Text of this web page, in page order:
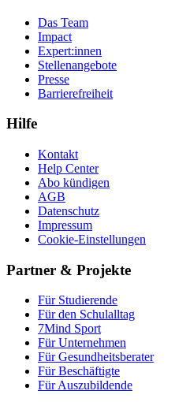
Das Team
Impact
Expert:innen
Stellenangebote
Presse
Barrierefreiheit
Hilfe
Kontakt
Help Center
Abo kündigen
AGB
Datenschutz
Impressum
Cookie-Einstellungen
Partner & Projekte
Für Stu­die­rende
Für den Schulalltag
7Mind Sport
Für Unter­neh­men
Für Gesund­heits­be­ra­ter
Für Beschäftigte
Für Auszubildende